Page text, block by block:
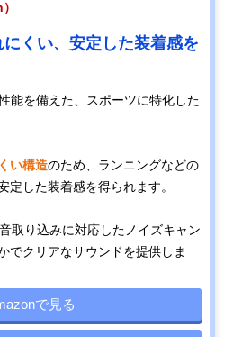
くい、安定した装着感を
能を備えた、スポーツに特化した
い構造のため、ランニングなどの
定した装着感を得られます。
取り込みに対応したノイズキャン
でクリアなサウンドを提供しま
で見る